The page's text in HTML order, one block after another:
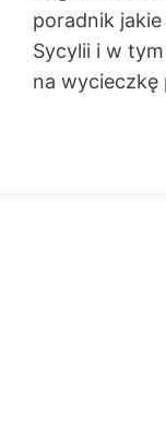
poradnik
Sycylii i w
na wycieczkę